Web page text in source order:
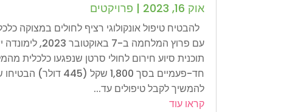
אוק 16, 2023 | פרויקטים
להבטיח טיפול אונקולוגי רציף לחולים במצוקה
עם פרוץ המלחמה ב-7
תוכנית סיוע חירום לחולי סרטן שנפגעו כלכלית
חד-פעמיים בסך 1,800 שקל
להמשיך לקבל טיפולים עד...
קראו עוד